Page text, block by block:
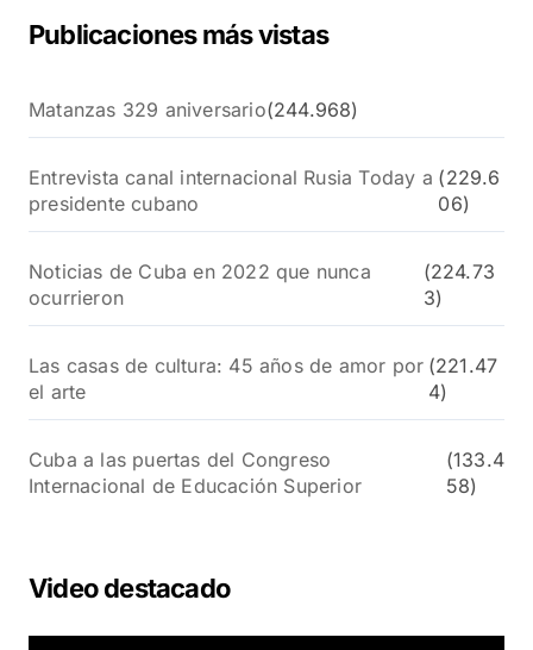
Publicaciones más vistas
Matanzas 329 aniversario(244.968)
Entrevista canal internacional Rusia Today a
presidente cubano
(229.6
06)
Noticias de Cuba en 2022 que nunca
ocurrieron
(224.73
3)
Las casas de cultura: 45 años de amor por
el arte
(221.47
4)
Cuba a las puertas del Congreso
Internacional de Educación Superior
(133.4
58)
Video destacado